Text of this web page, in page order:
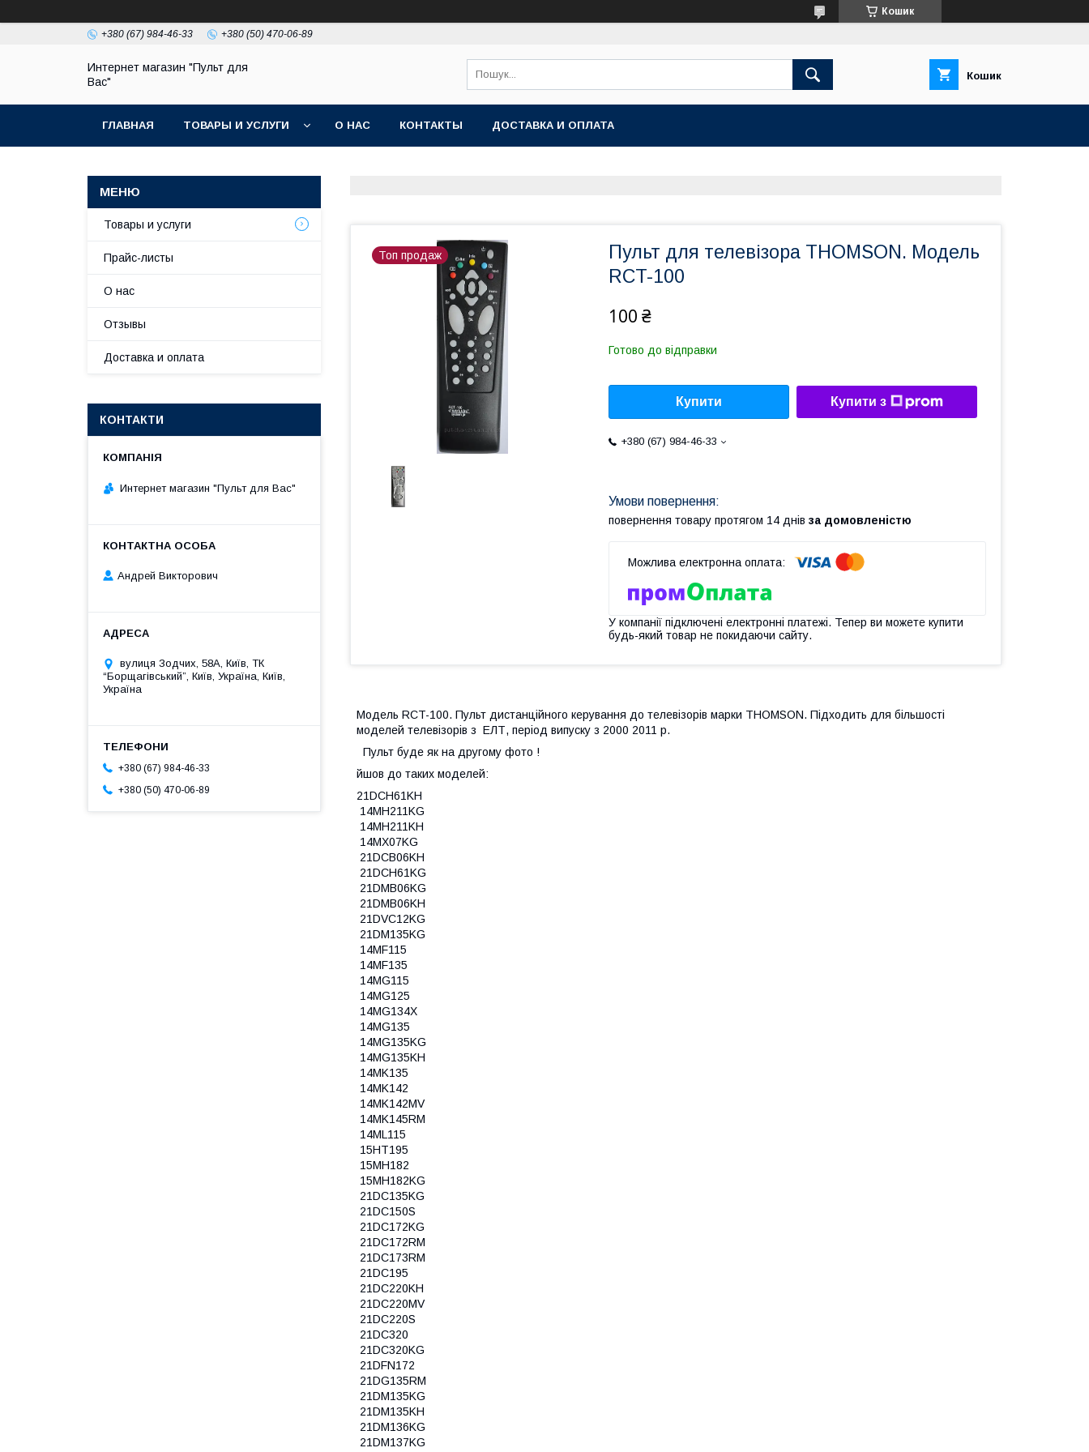
Кошик
+380 (67) 984-46-33 +380 (50) 470-06-89
Интернет магазин "Пульт для
Вас"
Кошик
ГЛАВНАЯ ТОВАРЫ И УСЛУГИ О НАС КОНТАКТЫ ДОСТАВКА И ОПЛАТА
Топ продаж
Пульт для телевізора THOMSON. Модель
RCT-100
100 ₴
Готово до відправки
Купити Купити з
+380 (67) 984-46-33
повернення товару протягом 14 днів за домовленістю
У компанії підключені електронні платежі. Тепер ви можете купити
будь-який товар не покидаючи сайту.
Модель RCT-100. Пульт дистанційного керування до телевізорів марки THOMSON. Підходить для більшості
моделей телевізорів з ЕЛТ, період випуску з 2000 2011 р.
Пульт буде як на другому фото !
йшов до таких моделей:
21DCH61KH
14MH211KG
14MH211KH
14MX07KG
21DCB06KH
21DCH61KG
21DMB06KG
21DMB06KH
21DVC12KG
21DM135KG
14MF115
14MF135
14MG115
14MG125
14MG134X
14MG135
14MG135KG
14MG135KH
14MK135
14MK142
14MK142MV
14MK145RM
14ML115
15HT195
15MH182
15MH182KG
21DC135KG
21DC150S
21DC172KG
21DC172RM
21DC173RM
21DC195
21DC220KH
21DC220MV
21DC220S
21DC320
21DC320KG
21DFN172
21DG135RM
21DM135KG
21DM135KH
21DM136KG
21DM137KG
Товары и услуги
Прайс-листы
О нас
Отзывы
Доставка и оплата
КОНТАКТИ
Интернет магазин "Пульт для Вас"
Андрей Викторович
вулиця Зодчих, 58А, Київ, ТК
“Борщагівський”, Київ, Україна, Київ,
Україна
+380 (67) 984-46-33
+380 (50) 470-06-89